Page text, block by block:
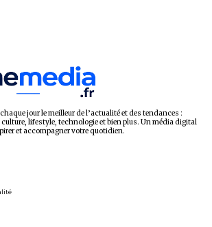
jour le meilleur de l’actualité et des tendances :
lifestyle, technologie et bien plus. Un média digital
et accompagner votre quotidien.